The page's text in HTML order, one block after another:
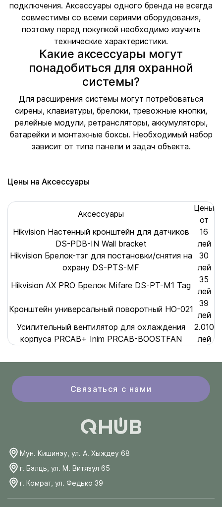
подключения. Аксессуары одного бренда не всегда
совместимы со всеми сериями оборудования,
поэтому перед покупкой необходимо изучить
технические характеристики.
Какие аксессуары могут
понадобиться для охранной
системы?
Для расширения системы могут потребоваться
сирены, клавиатуры, брелоки, тревожные кнопки,
релейные модули, ретрансляторы, аккумуляторы,
батарейки и монтажные боксы. Необходимый набор
зависит от типа панели и задач объекта.
Цены на Аксессуары
Аксессуары
Цены
от
Hikvision Настенный кронштейн для датчиков
DS-PDB-IN Wall bracket
16
лей
Hikvision Брелок-тэг для постановки/снятия на
охрану DS-PTS-MF
30
лей
Hikvision AX PRO Брелок Mifare DS-PT-M1 Tag
35
лей
Кронштейн универсальный поворотный HO-021
39
лей
Усилительный вентилятор для охлаждения
корпуса PRCAB+ Inim PRCAB-BOOSTFAN
2.010
лей
Связаться с нами
Мун. Кишинэу, ул. А. Хыждеу 68
г. Бэлць, ул. М. Витязул 65
г. Комрат, ул. Федько 39